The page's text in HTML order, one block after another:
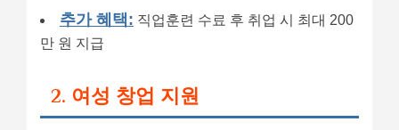
추가 혜택: 직업훈련 수료 후 취업 시 최대 200
만 원 지급
2. 여성 창업 지원